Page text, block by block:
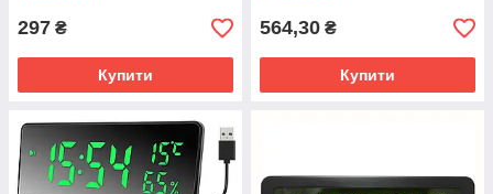
297 ₴
Купити
564,30 ₴
Купити